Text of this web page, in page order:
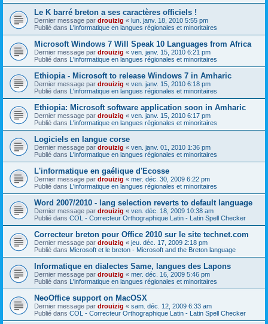
Le K barré breton a ses caractères officiels !
Dernier message par drouizig « lun. janv. 18, 2010 5:55 pm
Publié dans L'informatique en langues régionales et minoritaires
Microsoft Windows 7 Will Speak 10 Languages from Africa
Dernier message par drouizig « ven. janv. 15, 2010 6:21 pm
Publié dans L'informatique en langues régionales et minoritaires
Ethiopia - Microsoft to release Windows 7 in Amharic
Dernier message par drouizig « ven. janv. 15, 2010 6:18 pm
Publié dans L'informatique en langues régionales et minoritaires
Ethiopia: Microsoft software application soon in Amharic
Dernier message par drouizig « ven. janv. 15, 2010 6:17 pm
Publié dans L'informatique en langues régionales et minoritaires
Logiciels en langue corse
Dernier message par drouizig « ven. janv. 01, 2010 1:36 pm
Publié dans L'informatique en langues régionales et minoritaires
L'informatique en gaélique d'Ecosse
Dernier message par drouizig « mer. déc. 30, 2009 6:22 pm
Publié dans L'informatique en langues régionales et minoritaires
Word 2007/2010 - lang selection reverts to default language
Dernier message par drouizig « ven. déc. 18, 2009 10:38 am
Publié dans COL - Correcteur Orthographique Latin - Latin Spell Checker
Correcteur breton pour Office 2010 sur le site technet.com
Dernier message par drouizig « jeu. déc. 17, 2009 2:18 pm
Publié dans Microsoft et le breton - Microsoft and the Breton language
Informatique en dialectes Same, langues des Lapons
Dernier message par drouizig « mer. déc. 16, 2009 5:46 pm
Publié dans L'informatique en langues régionales et minoritaires
NeoOffice support on MacOSX
Dernier message par drouizig « sam. déc. 12, 2009 6:33 am
Publié dans COL - Correcteur Orthographique Latin - Latin Spell Checker